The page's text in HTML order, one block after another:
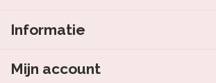
Informatie
Mijn account